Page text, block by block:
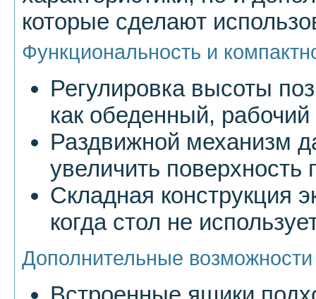
которые сделают
Функциональность и
Регулировка высоты
как обеденный,
Раздвижной механизм
увеличить поверхность
Складная конструкция
когда стол не
Дополнительные